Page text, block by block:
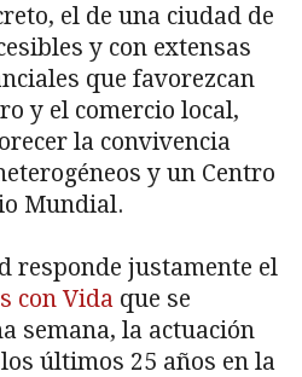
el de una ciudad de
y con extensas
que favorezcan
y el comercio local,
la convivencia
y un Centro
Mundial.
responde justamente el
con Vida que se
semana, la actuación
últimos 25 años en la